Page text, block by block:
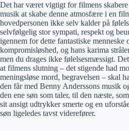
Det har været vigtigt for filmens
musik at skabe denne atmosfære i en
hovedpersonen ikke selv kalder på
selvfølgelig stor sympati, respekt og
igennem for dette fantastiske menneske
kompromisløshed, og hans karima
men du drages ikke følelsesmæssigt.
at filmens slutning – det stigende had
meningsløse mord, begravelsen – skal
den får med Benny Anderssons musik
den ene søn som taler, til den næste,
sit ansigt udtrykker smerte og en
søn ligeledes tavst viderefører.